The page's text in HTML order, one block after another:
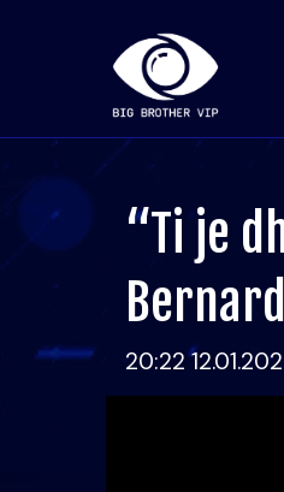
“Ti je
20:22